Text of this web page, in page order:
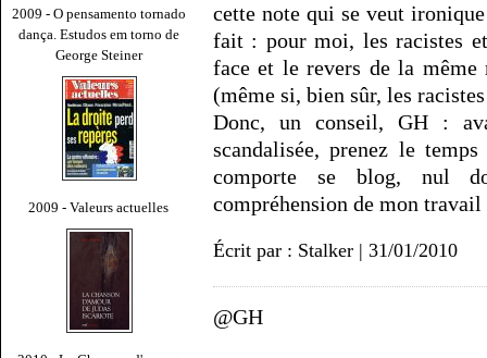
2009 - O pensamento tornado
dança. Estudos em torno de
George Steiner
2009 - Valeurs actuelles
cette note qui se veut
fait : pour moi, les racistes
face et le revers de la
(même si, bien sûr, les
Donc, un conseil, GH :
scandalisée, prenez le
comporte se blog, nul
compréhension de mon
Écrit par : Stalker | 31/01/2010
@GH